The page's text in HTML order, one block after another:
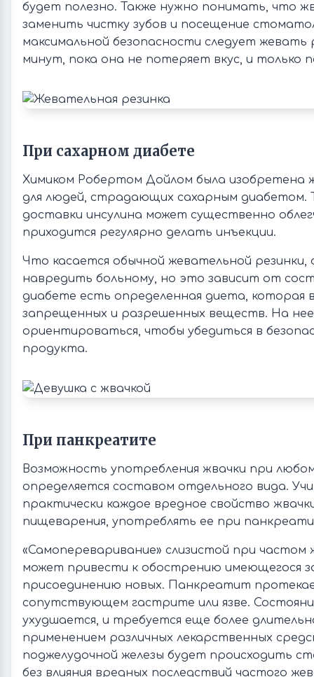
будет полезно. Также нужно понимать, что
заменить чистку зубов и посещение
максимальной безопасности следует жевать
минут, пока она не потеряет вкус, и только
При сахарном диабете
Химиком Робертом Дойлом была изобретена
для людей, страдающих сахарным диабетом.
доставки инсулина может существенно
приходится регулярно делать инъекции.
Что касается обычной жевательной
навредить больному, но это зависит от
диабете есть определенная диета, которая
запрещенных и разрешенных веществ. На
ориентироваться, чтобы убедиться в
продукта.
При панкреатите
Возможность употребления жвачки при
определяется составом отдельного вида.
практически каждое вредное свойство
пищеварения, употреблять ее при
«Самопереваривание» слизистой при частом
может привести к обострению имеющегося
присоединению новых. Панкреатит
сопутствующем гастрите или язве.
ухудшается, и требуется еще более
применением различных лекарственных
поджелудочной железы будет происходить
без влияния вредных последствий частого